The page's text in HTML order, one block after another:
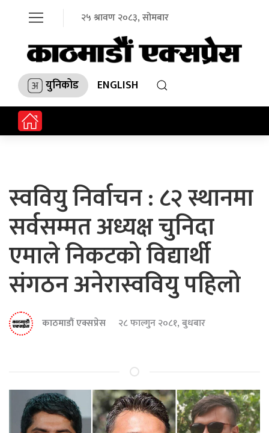
२५ श्रावण २०८३, सोमबार
युनिकोड ENGLISH
स्ववियु निर्वाचन : ८२ स्थानमा
सर्वसम्मत अध्यक्ष चुनिदा
एमाले निकटको विद्यार्थी
संगठन अनेरास्ववियु पहिलो
काठमाडौं एक्सप्रेस २८ फाल्गुन २०८१, बुधबार